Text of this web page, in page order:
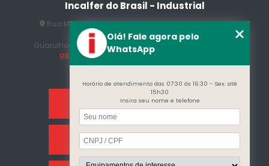
Incalfer do Brasil - Industrial
Rua Manuel Jesus Fernandes , 172 - Jardim Santo
Afonso
Guarulhos - SP - CEP: 07215-230
(11) 3296-7700
98409-5498
contato@incalfer.com.br
Home
Sobre Nós
Olá! Fale agora pelo
WhatsApp
Horário de atendimento das 07:30 às 16:30 - Sex. até
15h30
Insira seu nome e telefone